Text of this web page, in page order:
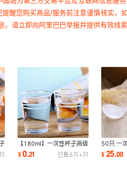
醒您购买商品/服务前注意谨慎核实，
，请立即向阿里巴巴举报并提供有效线索
只
【180ml】一次性杯子高级
航空杯6oz加厚超硬塑杯无
味透明水杯印刷
¥0.21 已售5万+只
50只 一
加厚长柄
酸菜鱼大
¥25.00